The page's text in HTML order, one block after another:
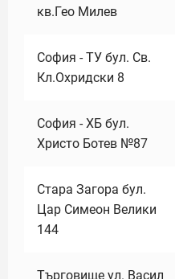
кв.Гео Милев
София - ТУ бул. Св.
Кл.Охридски 8
София - ХБ бул.
Христо Ботев №87
Стара Загора бул.
Цар Симеон Велики
144
Търговище ул. Васил